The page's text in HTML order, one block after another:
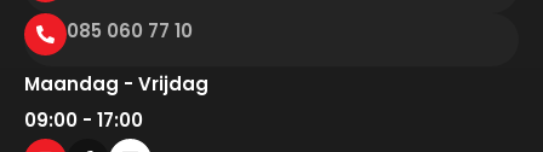
085 060 77 10
Maandag - Vrijdag
09:00 - 17:00